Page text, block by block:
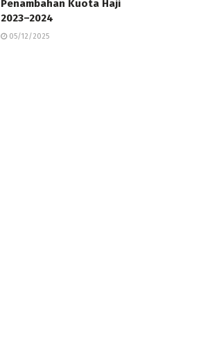
Penambahan Kuota Haji
2023–2024
05/12/2025